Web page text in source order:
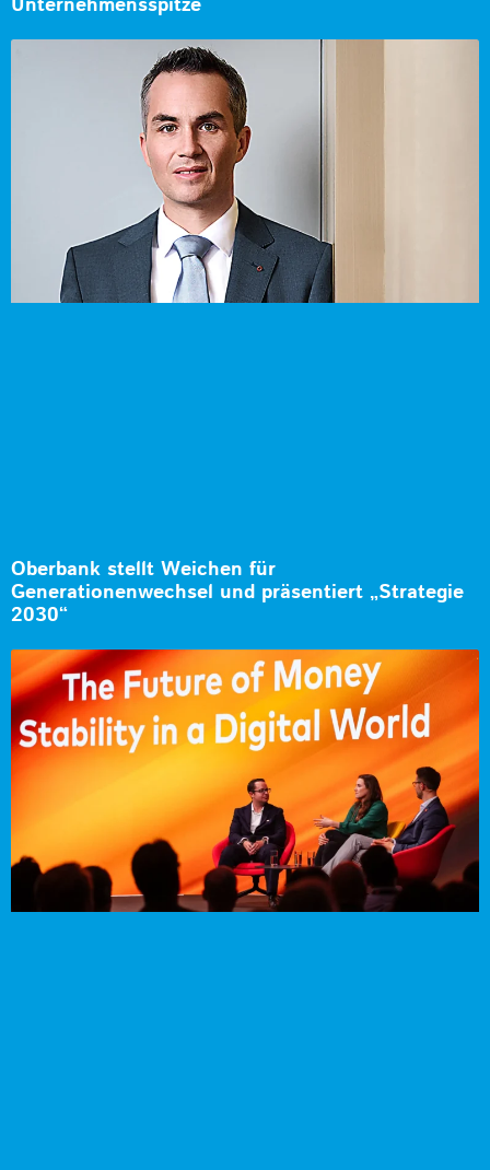
Oberbank stellt Weichen für
Generationenwechsel und präsentiert „Strategie
2030“